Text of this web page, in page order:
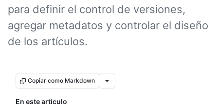
para definir el control de versiones,
agregar metadatos y controlar el diseño
de los artículos.
Copiar como Markdown
En este artículo